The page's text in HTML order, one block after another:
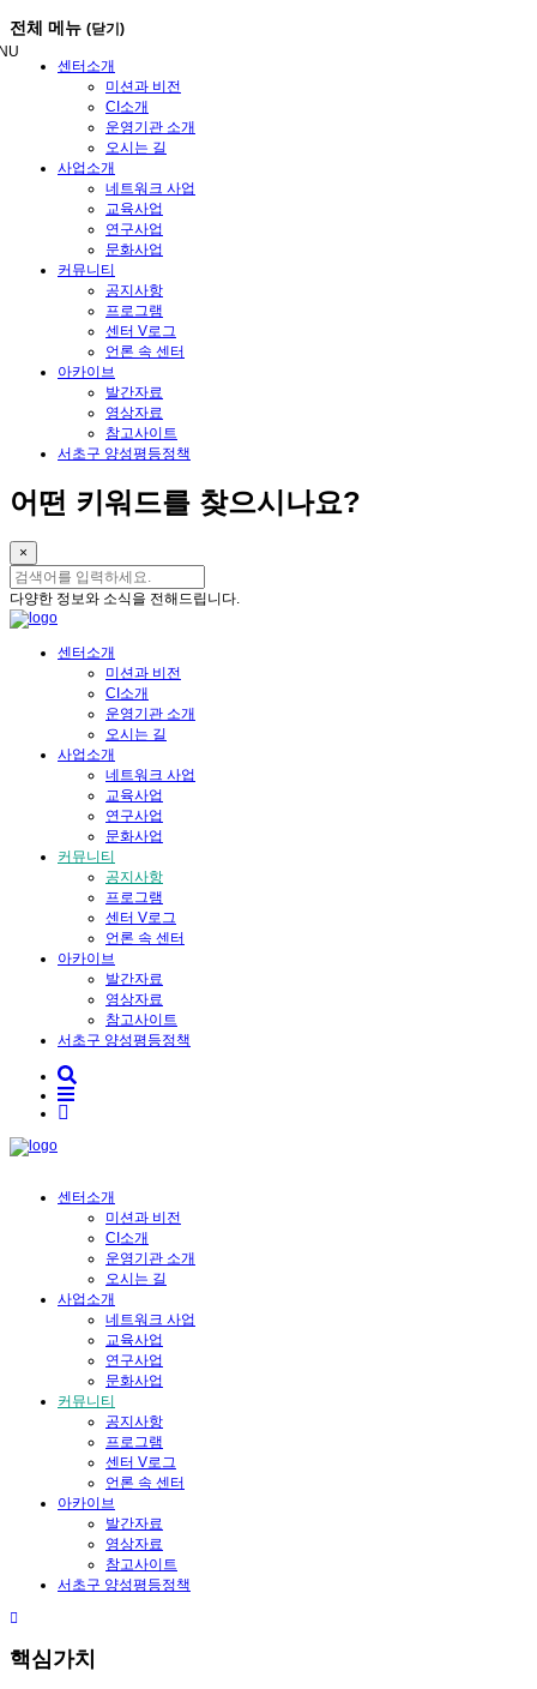
메
뉴
전체 메뉴 (닫기)
센터소개
미션과 비전
CI소개
운영기관 소개
오시는 길
사업소개
네트워크 사업
교육사업
연구사업
문화사업
커뮤니티
공지사항
프로그램
센터 V로그
언론 속 센터
아카이브
발간자료
영상자료
참고사이트
서초구 양성평등정책
어떤 키워드를 찾으시나요?
×
다양한 정보와 소식을 전해드립니다.
센터소개
미션과 비전
CI소개
운영기관 소개
오시는 길
사업소개
네트워크 사업
교육사업
연구사업
문화사업
커뮤니티
공지사항
프로그램
센터 V로그
언론 속 센터
아카이브
발간자료
영상자료
참고사이트
서초구 양성평등정책
센터소개
미션과 비전
CI소개
운영기관 소개
오시는 길
사업소개
네트워크 사업
교육사업
연구사업
문화사업
커뮤니티
공지사항
프로그램
센터 V로그
언론 속 센터
아카이브
발간자료
영상자료
참고사이트
서초구 양성평등정책
핵심가치